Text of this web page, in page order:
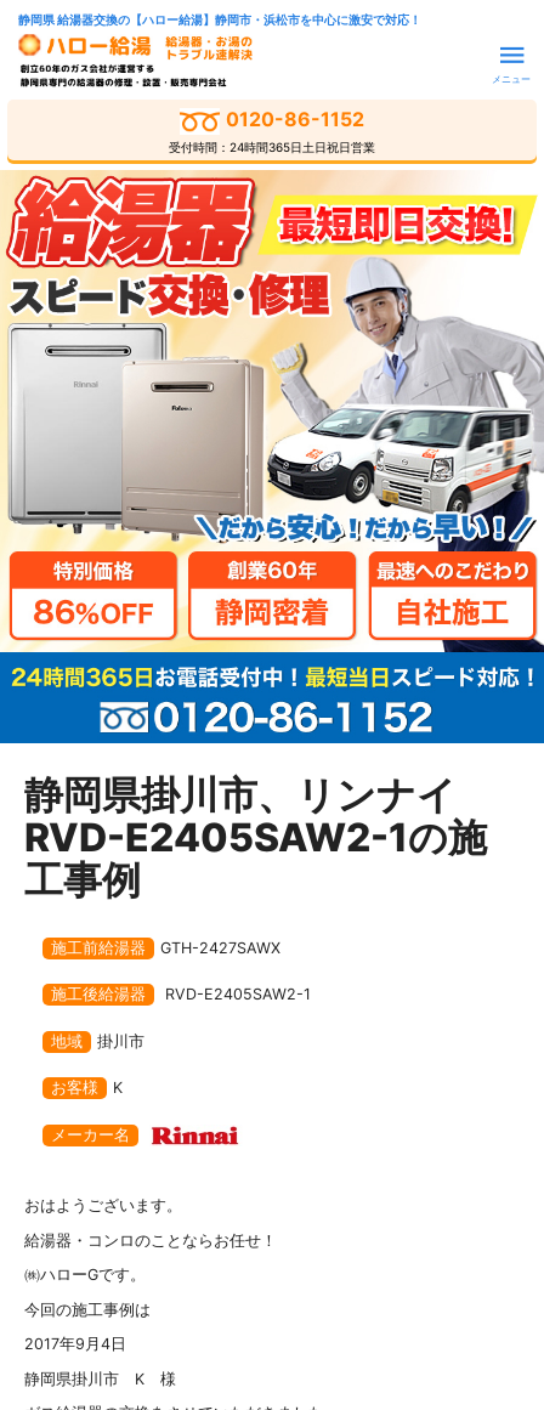
静岡県 給湯器交換の【ハロー給湯】静岡市・浜松市を中心に激安で対応！
メニュー
0120-86-1152
受付時間：24時間365日土日祝日営業
静岡県掛川市、リンナイ
RVD-E2405SAW2-1の施
工事例
施工前給湯器 GTH-2427SAWX
施工後給湯器 RVD-E2405SAW2-1
地域 掛川市
お客様 K
メーカー名
おはようございます。
給湯器・コンロのことならお任せ！
㈱ハローGです。
今回の施工事例は
2017年9月4日
静岡県掛川市 K 様